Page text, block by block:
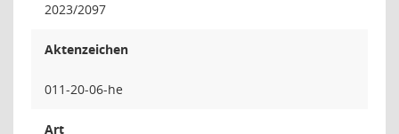
2023/2097
Aktenzeichen
011-20-06-he
Art